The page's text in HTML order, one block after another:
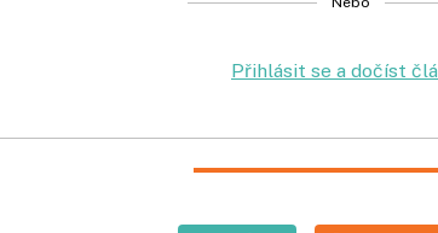
Přihlásit se a dočíst